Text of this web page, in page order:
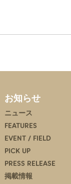
お知らせ
ニュース
FEATURES
EVENT / FIELD
PICK UP
PRESS RELEASE
掲載情報